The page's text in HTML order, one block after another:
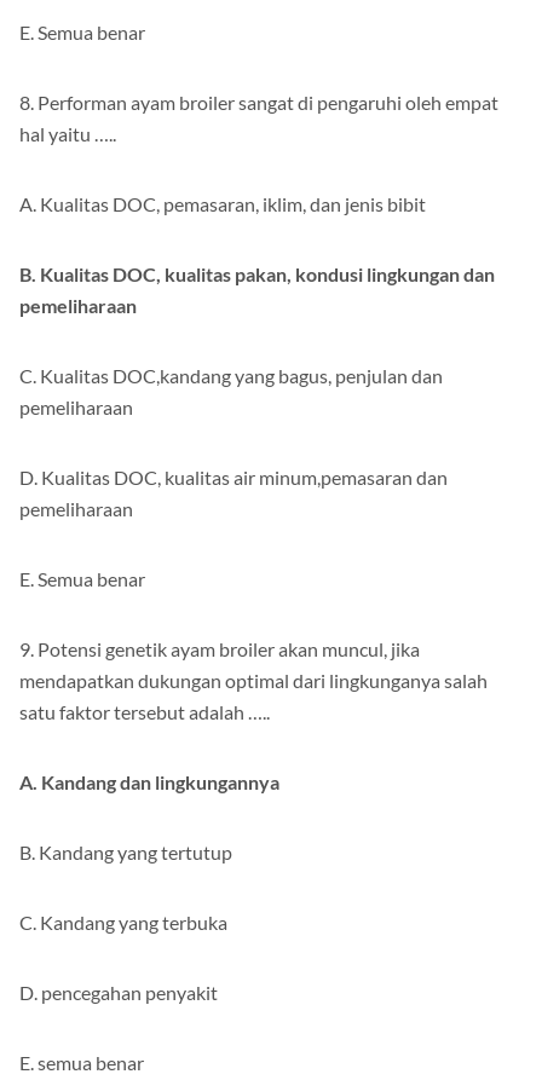
E. Semua benar
8. Performan ayam broiler sangat di pengaruhi oleh empat
hal yaitu …..
A. Kualitas DOC, pemasaran, iklim, dan jenis bibit
B. Kualitas DOC, kualitas pakan, kondusi lingkungan dan
pemeliharaan
C. Kualitas DOC,kandang yang bagus, penjulan dan
pemeliharaan
D. Kualitas DOC, kualitas air minum,pemasaran dan
pemeliharaan
E. Semua benar
9. Potensi genetik ayam broiler akan muncul, jika
mendapatkan dukungan optimal dari lingkunganya salah
satu faktor tersebut adalah …..
A. Kandang dan lingkungannya
B. Kandang yang tertutup
C. Kandang yang terbuka
D. pencegahan penyakit
E. semua benar